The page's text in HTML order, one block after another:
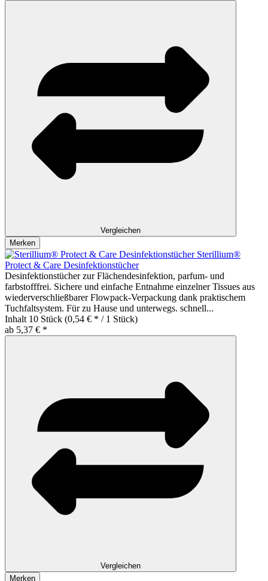
Vergleichen
Merken
Sterillium®
Protect & Care Desinfektionstücher
Desinfektionstücher zur Flächendesinfektion, parfum- und
farbstofffrei. Sichere und einfache Entnahme einzelner Tissues aus
wiederverschließbarer Flowpack-Verpackung dank praktischem
Tuchfaltsystem. Für zu Hause und unterwegs. schnell...
Inhalt 10 Stück (0,54 € * / 1 Stück)
ab 5,37 € *
Vergleichen
Merken